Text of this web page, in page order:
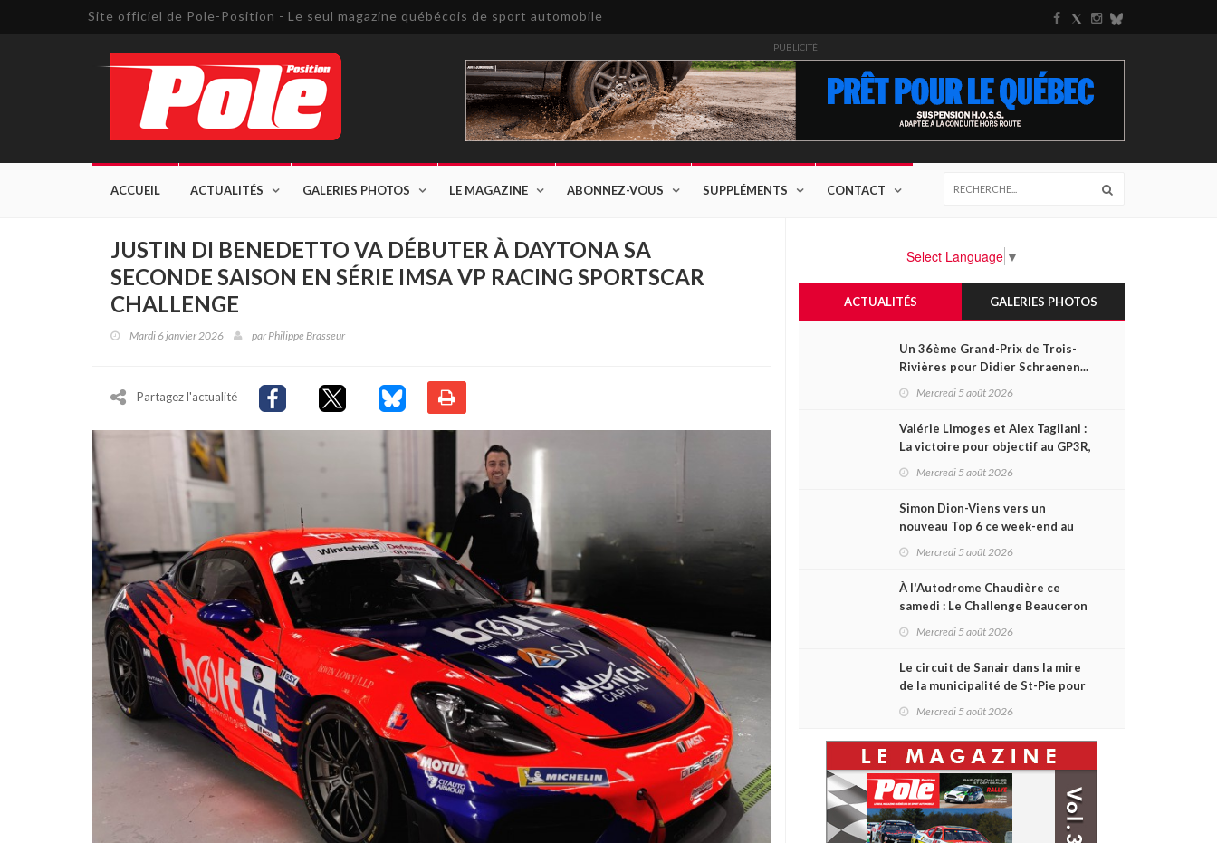
Site officiel de Pole-Position - Le seul magazine québécois de sport automobile
PUBLICITÉ
ACCUEIL ACTUALITÉS GALERIES PHOTOS LE MAGAZINE ABONNEZ-VOUS SUPPLÉMENTS CONTACT
JUSTIN DI BENEDETTO VA DÉBUTER À DAYTONA SA
SECONDE SAISON EN SÉRIE IMSA VP RACING SPORTSCAR
CHALLENGE
Mardi 6 janvier 2026 parPhilippe Brasseur
Partagez l'actualité
Select Language ▼
ACTUALITÉS GALERIES PHOTOS
Un 36ème Grand-Prix de Trois-
Rivières pour Didier Schraenen...
et une première en Challenge
Mercredi 5 août 2026
Valérie Limoges et Alex Tagliani :
La victoire pour objectif au GP3R,
dans trois séries différentes
Mercredi 5 août 2026
Simon Dion-Viens vers un
nouveau Top 6 ce week-end au
GP3R, en série NASCAR Canada ?
Mercredi 5 août 2026
À l'Autodrome Chaudière ce
samedi : Le Challenge Beauceron
200 pourrait bouleverser le
Mercredi 5 août 2026
Le circuit de Sanair dans la mire
de la municipalité de St-Pie pour
être rayé de la carte !
Mercredi 5 août 2026